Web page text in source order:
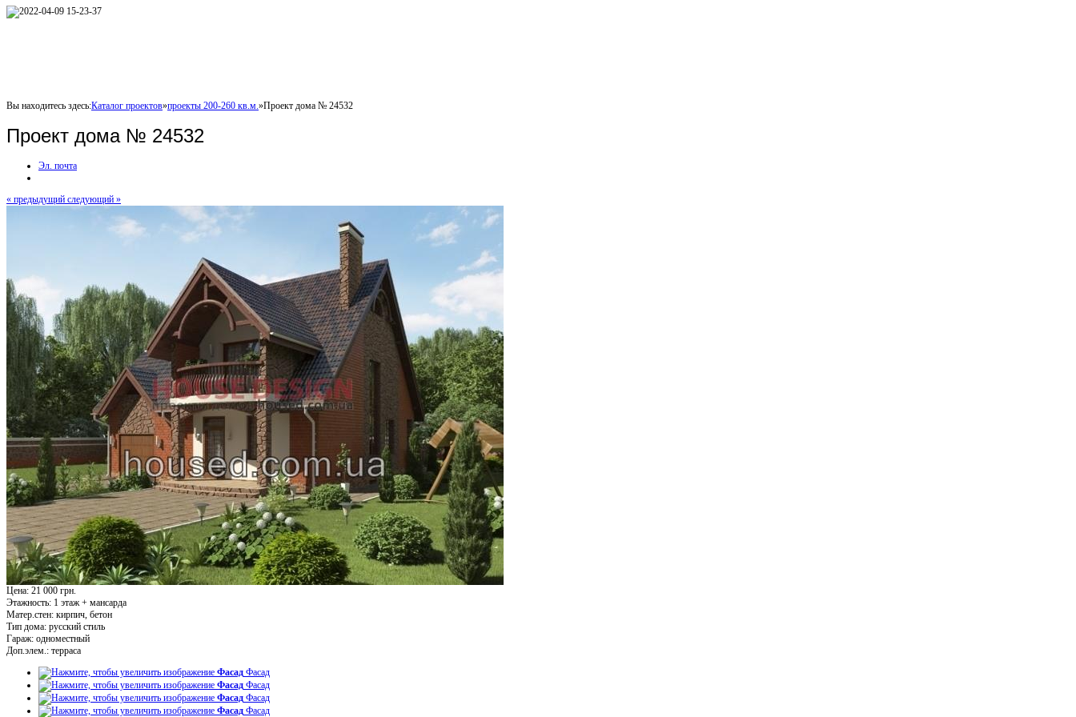
Вы находитесь здесь:Каталог проектов»проекты 200-260 кв.м. »Проект дома № 24532
Проект дома № 24532
Эл. почта
« предыдущий следующий »
Цена: 21 000 грн.
Этажность: 1 этаж + мансарда
Матер.стен: кирпич, бетон
Тип дома: русский стиль
Гараж: одноместный
Доп.элем.: терраса
Фасад Фасад
Фасад Фасад
Фасад Фасад
Фасад Фасад